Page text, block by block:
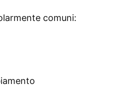
comuni: